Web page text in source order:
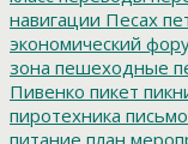
навигации Песах
экономический
зона пешеходные
Пивенко пикет
пиротехника
питание план